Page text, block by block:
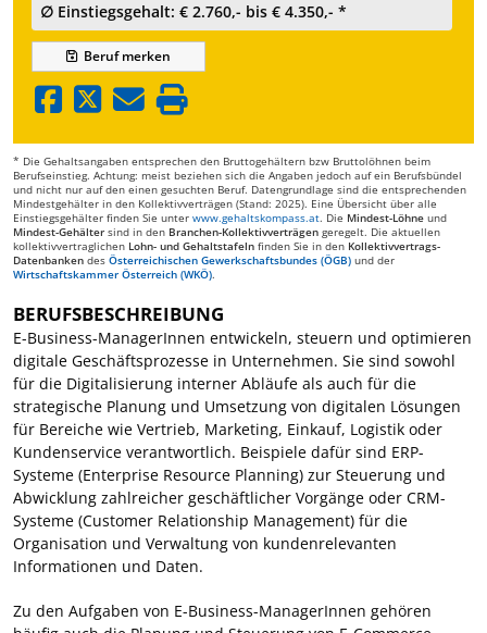
∅ Einstiegsgehalt: € 2.760,- bis € 4.350,- *
Berufmerken
* Die Gehaltsangaben entsprechen den Bruttogehältern bzw Bruttolöhnen beim
Berufseinstieg. Achtung: meist beziehen sich die Angaben jedoch auf ein Berufsbündel
und nicht nur auf den einen gesuchten Beruf. Datengrundlage sind die entsprechenden
Mindestgehälter in den Kollektivverträgen (Stand: 2025). Eine Übersicht über alle
Einstiegsgehälter finden Sie unter www.gehaltskompass.at. Die Mindest-Löhne und
Mindest-Gehälter sind in den Branchen-Kollektivverträgen geregelt. Die aktuellen
kollektivvertraglichen Lohn- und Gehaltstafeln finden Sie in den Kollektivvertrags-
Datenbanken des Österreichischen Gewerkschaftsbundes (ÖGB) und der
Wirtschaftskammer Österreich (WKÖ).
BERUFSBESCHREIBUNG
E-Business-ManagerInnen entwickeln, steuern und optimieren
digitale Geschäftsprozesse in Unternehmen. Sie sind sowohl
für die Digitalisierung interner Abläufe als auch für die
strategische Planung und Umsetzung von digitalen Lösungen
für Bereiche wie Vertrieb, Marketing, Einkauf, Logistik oder
Kundenservice verantwortlich. Beispiele dafür sind ERP-
Systeme (Enterprise Resource Planning) zur Steuerung und
Abwicklung zahlreicher geschäftlicher Vorgänge oder CRM-
Systeme (Customer Relationship Management) für die
Organisation und Verwaltung von kundenrelevanten
Informationen und Daten.
Zu den Aufgaben von E-Business-ManagerInnen gehören